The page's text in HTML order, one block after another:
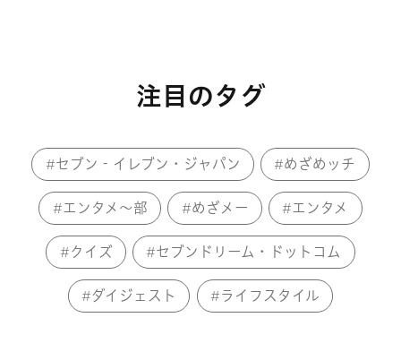
注目のタグ
セブン‐イレブン・ジャパン めざめッチ
エンタメ～部 めざメー エンタメ
クイズ セブンドリーム・ドットコム
ダイジェスト ライフスタイル